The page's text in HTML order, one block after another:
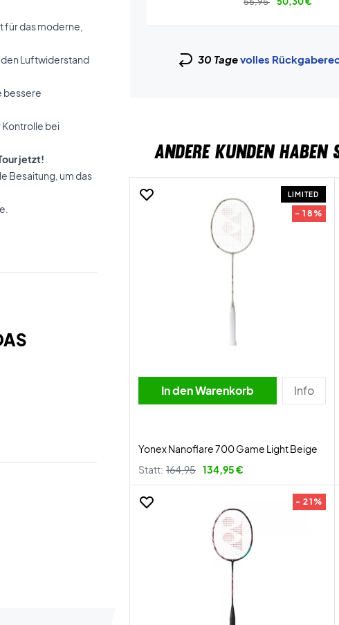
das moderne,
Luftwiderstand
bessere
bei
jetzt!
Besaitung, um das
30 Tagevolles
ANDERE KUNDEN
LIMITED
- 18%
In den Warenkorb Info
Yonex Nanoflare 700 Game Light Beige
Statt: 164,95 134,95 €
- 21%